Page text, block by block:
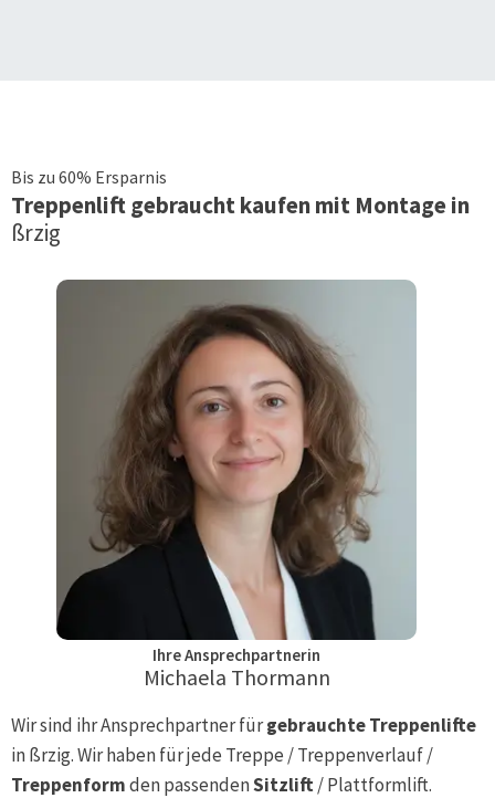
Bis zu 60% Ersparnis
Treppenliftgebraucht kaufen mit Montage in
ßrzig
Ihre Ansprechpartnerin
Michaela Thormann
Wir sind ihr Ansprechpartner fürgebrauchte Treppenlifte
inßrzig. Wir haben für jede Treppe / Treppenverlauf /
Treppenformden passendenSitzlift/ Plattformlift.